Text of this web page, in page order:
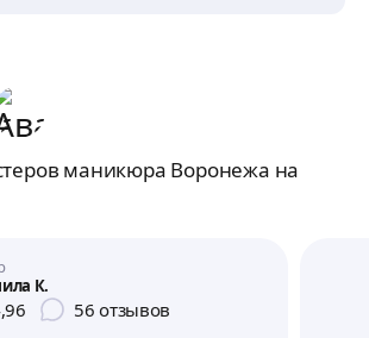
маникюра Воронежа на
К.
56 отзывов